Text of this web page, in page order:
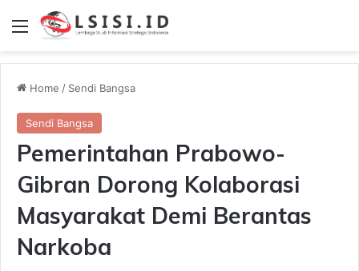
Menu
Home / Sendi Bangsa
Sendi Bangsa
Pemerintahan Prabowo-
Gibran Dorong Kolaborasi
Masyarakat Demi Berantas
Narkoba